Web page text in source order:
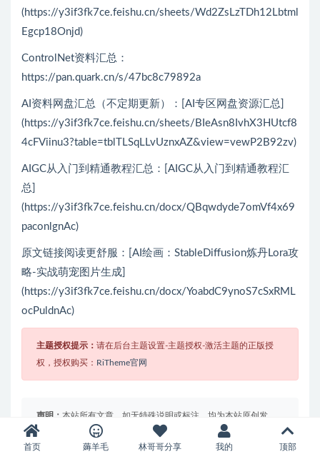
(https://y3if3fk7ce.feishu.cn/sheets/Wd2ZsLzTDh12Lbtml
Egcp18Onjd)
ControlNet资料汇总：
https://pan.quark.cn/s/47bc8c79892a
AI资料网盘汇总（不定期更新）：[AI专区网盘资源汇总]
(https://y3if3fk7ce.feishu.cn/sheets/BIeAsn8IvhX3HUtcf8
4cFViinu3?table=tblTLSqLLvUznxAZ&view=vewP2B92zv)
AIGC从入门到精通教程汇总：[AIGC从入门到精通教程汇
总]
(https://y3if3fk7ce.feishu.cn/docx/QBqwdyde7omVf4x69
paconlgnAc)
原文链接阅读更舒服：[AI绘画：StableDiffusion炼丹Lora攻
略-实战萌宠图片生成]
(https://y3if3fk7ce.feishu.cn/docx/YoabdC9ynoS7cSxRML
ocPuldnAc)
主题授权提示： 请在后台主题设置-主题授权-激活主题的正版授
权，授权购买： RiTheme官网
声明： 本站所有文章，如无特殊说明或标注，均为本站原创发
布。任何个人或组织，在未征得本站同意时，禁止复制、盗用、
采集、发布本站内容到任何网站、书籍等各类媒体平台。部分内
首页 薅羊毛 林哥哥分享 我的 顶部